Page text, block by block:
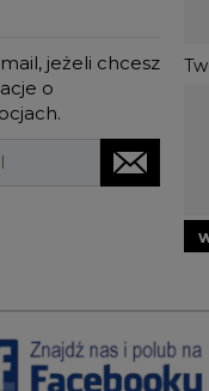
jeżeli chcesz
o